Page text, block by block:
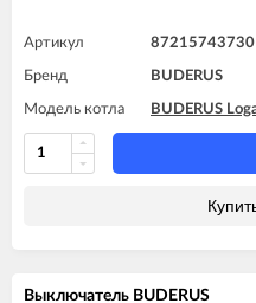
Артикул 87215743730
Бренд BUDERUS
Модель котла BUDERUS
Выключатель BUDERUS